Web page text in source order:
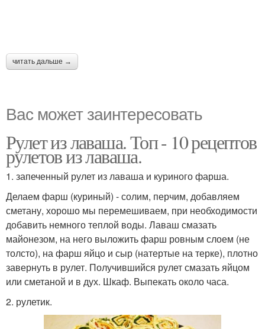
читать дальше →
Вас может заинтересовать
Рулет из лаваша. Топ - 10 рецептов
рулетов из лаваша.
1. запеченный рулет из лаваша и куриного фарша.
Делаем фарш (куриный) - солим, перчим, добавляем
сметану, хорошо мы перемешиваем, при необходимости
добавить немного теплой воды. Лаваш смазать
майонезом, на него выложить фарш ровным слоем (не
толсто), на фарш яйцо и сыр (натертые на терке), плотно
завернуть в рулет. Получившийся рулет смазать яйцом
или сметаной и в дух. Шкаф. Выпекать около часа.
2. рулетик.